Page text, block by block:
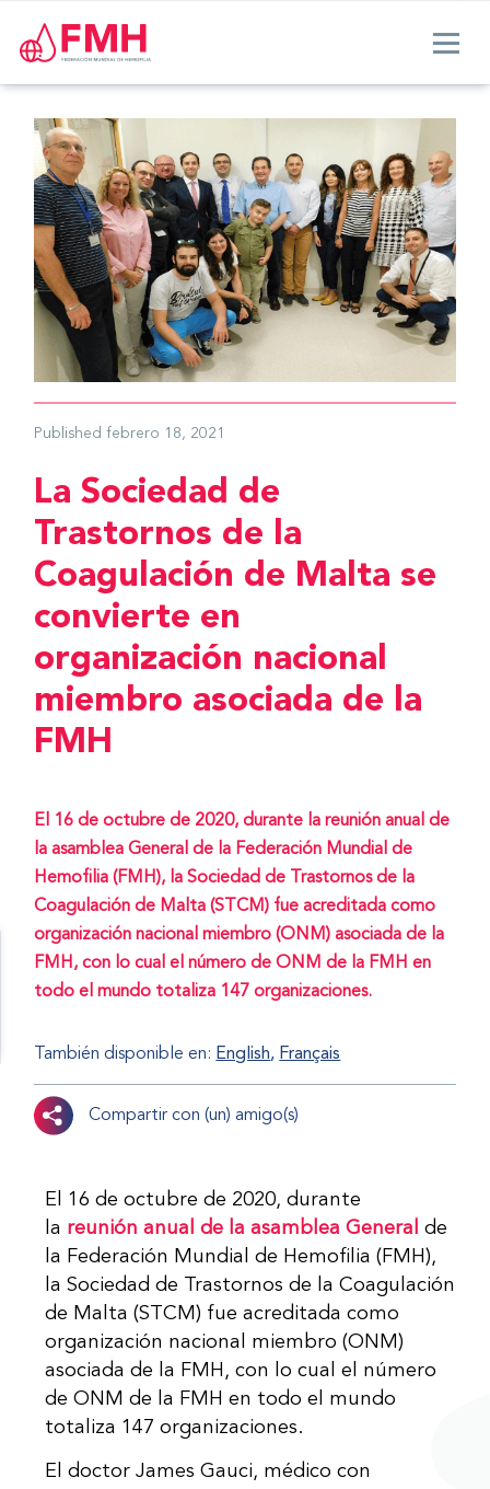
Published febrero 18, 2021
La Sociedad de
Trastornos de la
Coagulación de Malta se
convierte en
organización nacional
miembro asociada de la
FMH
El 16 de octubre de 2020, durante la reunión anual de
la asamblea General de la Federación Mundial de
Hemofilia (FMH), la Sociedad de Trastornos de la
Coagulación de Malta (STCM) fue acreditada como
organización nacional miembro (ONM) asociada de la
FMH, con lo cual el número de ONM de la FMH en
todo el mundo totaliza 147 organizaciones.
También disponible en: English Français
Compartir con (un) amigo(s)
El 16 de octubre de 2020, durante
la reunión anual de la asamblea General
de
la Federación Mundial de Hemofilia (FMH),
la Sociedad de Trastornos de la Coagulación
de Malta (STCM) fue acreditada como
organización nacional miembro (ONM)
asociada de la FMH, con lo cual el número
de ONM de la FMH en todo el mundo
totaliza 147 organizaciones.
El doctor James Gauci, médico con